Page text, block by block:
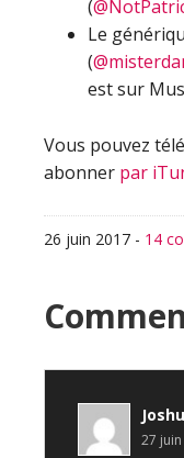
(
Le
(
est sur
Vous pouvez
abonner par
26 juin 2017 - 14
du
lecteur
27